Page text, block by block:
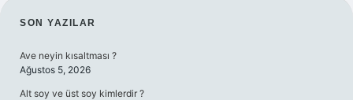
SIDEBAR
SON YAZILAR
Ave neyin kısaltması ?
Ağustos 5, 2026
Alt soy ve üst soy kimlerdir ?